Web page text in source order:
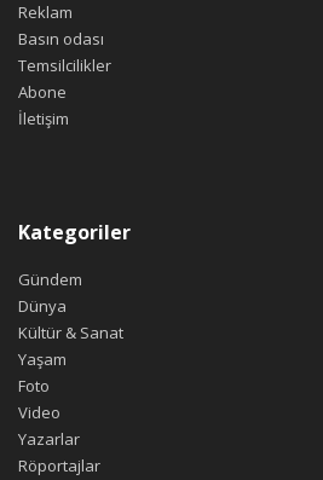
Reklam
Basın odası
Temsilcilikler
Abone
İletişim
Kategoriler
Gündem
Dünya
Kültür & Sanat
Yaşam
Foto
Video
Yazarlar
Röportajlar